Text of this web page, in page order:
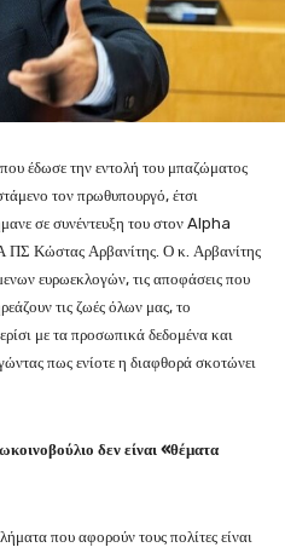
έδωσε την εντολή του μπαζώματος
τον πρωθυπουργό, έτσι
σε συνέντευξη του στον Alpha
ΠΣ Κώστας Αρβανίτης. Ο κ. Αρβανίτης
ευρωεκλογών, τις αποφάσεις που
τις ζωές όλων μας, το
με τα προσωπικά δεδομένα και
πως ενίοτε η διαφθορά σκοτώνει
δεν είναι «θέματα
που αφορούν τους πολίτες είναι